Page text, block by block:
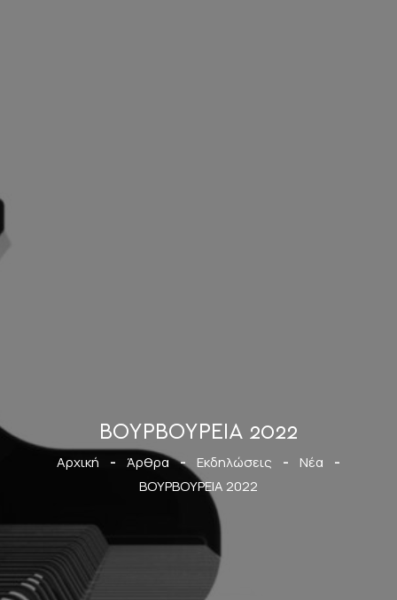
ΒΟΥΡΒΟΥΡΕΙΑ 2022
Αρχική - Άρθρα - Εκδηλώσεις - Νέα
-
ΒΟΥΡΒΟΥΡΕΙΑ 2022